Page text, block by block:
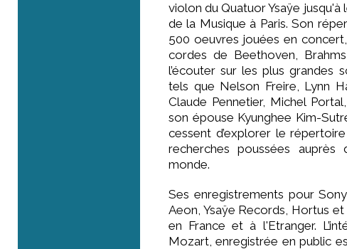
violon du Quatuor Ysaÿe
de la Musique à Paris. Son
500 oeuvres jouées en
cordes de Beethoven,
l’écouter sur les plus grandes
tels que Nelson Freire, Lynn
Claude Pennetier, Michel
son épouse Kyunghee Kim-
cessent d’explorer le
recherches poussées
monde.
Ses enregistrements pour
Aeon, Ysaÿe Records, Hortus
en France et à l'Etranger.
Mozart, enregistrée en public